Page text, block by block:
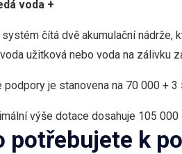
voda +
systém čítá dvě akumulační nádrže,
užitková nebo voda na zálivku
podpory je stanovena na 70 000 + 3
výše dotace dosahuje 105 000
potřebujete k